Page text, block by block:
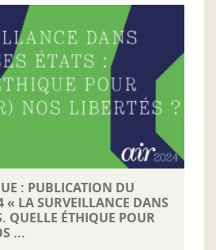
: PUBLICATION DU
« LA SURVEILLANCE DANS
QUELLE ÉTHIQUE POUR
...